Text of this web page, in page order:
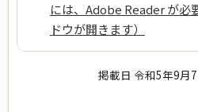
には、Adobe Reader が必
ドウが開きます）
掲載日 令和5年9月